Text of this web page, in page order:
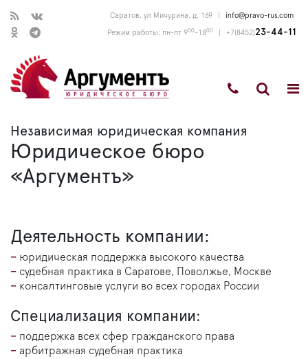
Саратов, ул Мичурина, д. 169 info@pravo-rus.com
Режим работы: пн-пт 900-1800 +7(8452)23-44-11
Независимая юридическая компания
Юридическое бюро
«Аргументъ»
Деятельность компании:
юридическая поддержка высокого качества
судебная практика в Саратове, Поволжье, Москве
консалтинговые услуги во всех городах России
Специализация компании:
поддержка всех сфер гражданского права
арбитражная судебная практика